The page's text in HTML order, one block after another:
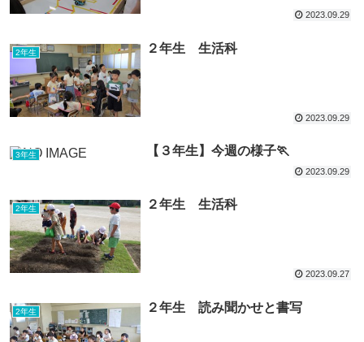
2023.09.29
2年生 ２年生 生活科
2023.09.29
3年生 【３年生】今週の様子🏃
2023.09.29
2年生 ２年生 生活科
2023.09.27
2年生 ２年生 読み聞かせと書写